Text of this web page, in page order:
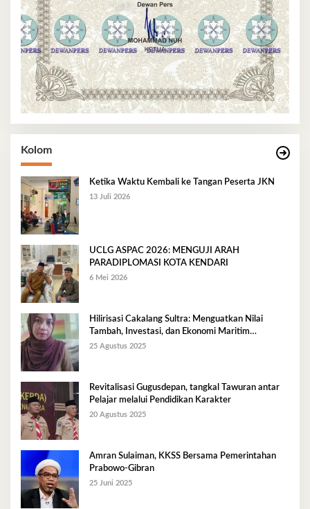
Kolom
Ketika Waktu Kembali ke Tangan Peserta JKN
13 Juli 2026
UCLG ASPAC 2026: MENGUJI ARAH
PARADIPLOMASI KOTA KENDARI
6 Mei 2026
Hilirisasi Cakalang Sultra: Menguatkan Nilai
Tambah, Investasi, dan Ekonomi Maritim
Berkelanjutan
25 Agustus 2025
Revitalisasi Gugusdepan, tangkal Tawuran antar
Pelajar melalui Pendidikan Karakter
20 Agustus 2025
Amran Sulaiman, KKSS Bersama Pemerintahan
Prabowo-Gibran
25 Juni 2025